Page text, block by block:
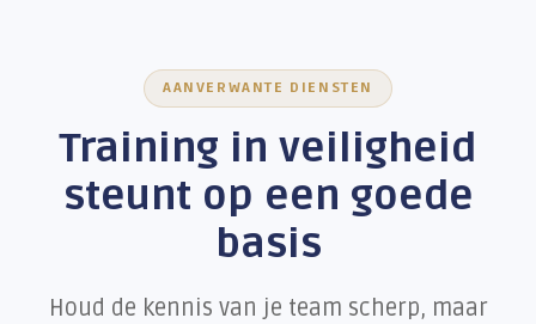
AANVERWANTE DIENSTEN
Training in veiligheid
steunt op een goede
basis
Houd de kennis van je team scherp, maar